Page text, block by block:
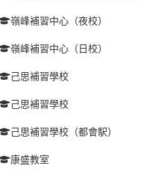
嶺峰補習中心（夜校）
嶺峰補習中心（日校）
己思補習學校
己思補習學校
己思補習學校（都會駅）
康盛教室